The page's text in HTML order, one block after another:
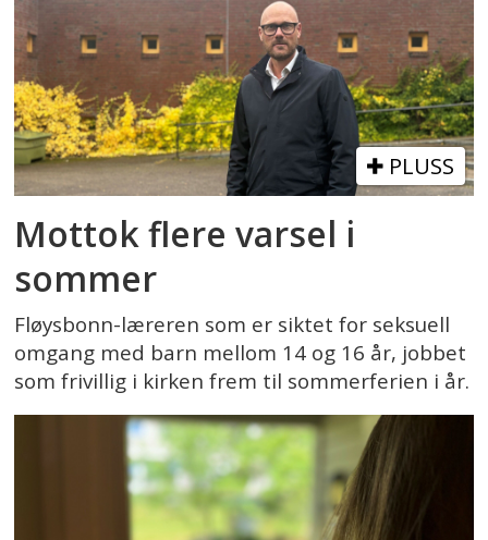
PLUSS
Mottok flere varsel i
sommer
Fløysbonn-læreren som er siktet for seksuell
omgang med barn mellom 14 og 16 år, jobbet
som frivillig i kirken frem til sommerferien i år.